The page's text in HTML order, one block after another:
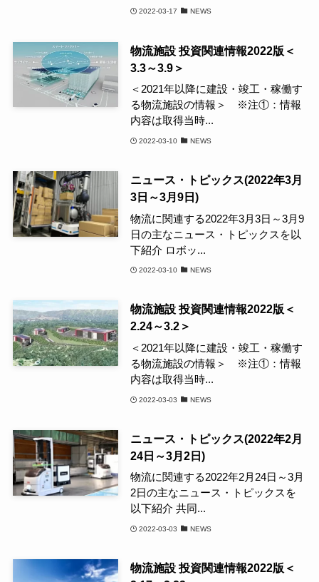
2022-03-17 NEWS
物流施設 投資関連情報2022版＜
3.3～3.9＞
＜2021年以降に建設・竣工・稼働す
る物流施設の情報＞ ※注①：情報
内容は取得当時...
2022-03-10 NEWS
ニュース・トピックス(2022年3月
3日～3月9日)
物流に関連する2022年3月3日～3月9
日の主なニュース・トピックスを以
下紹介 ロボッ...
2022-03-10 NEWS
物流施設 投資関連情報2022版＜
2.24～3.2＞
＜2021年以降に建設・竣工・稼働す
る物流施設の情報＞ ※注①：情報
内容は取得当時...
2022-03-03 NEWS
ニュース・トピックス(2022年2月
24日～3月2日)
物流に関連する2022年2月24日～3月
2日の主なニュース・トピックスを
以下紹介 共同...
2022-03-03 NEWS
物流施設 投資関連情報2022版＜